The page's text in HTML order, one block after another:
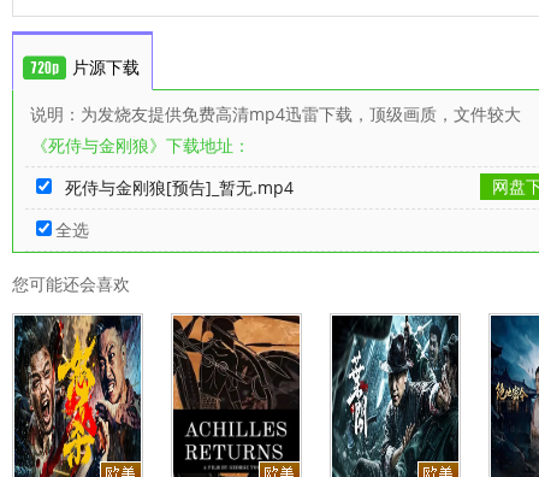
片源下载
说明：为发烧友提供免费高清mp4迅雷下载，顶级画质，文件较大
《死侍与金刚狼》下载地址：
死侍与金刚狼[预告]_暂无.mp4
网盘
全选
您可能还会喜欢